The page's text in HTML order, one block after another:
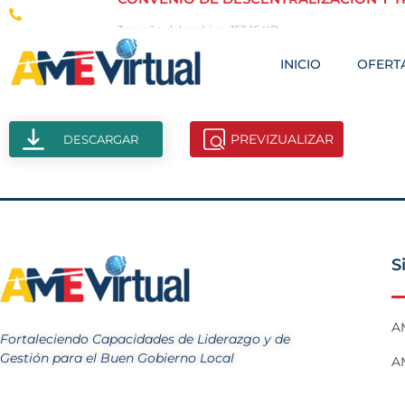
INICIO
Tamaño del archivo: 153.16 KB
Creado: 18-11-2024
Vistas: 46
DESCARGAR PREVIZUALIZAR
Fortaleciendo Capacidades de Liderazgo y de
Gestión para el Buen Gobierno Local